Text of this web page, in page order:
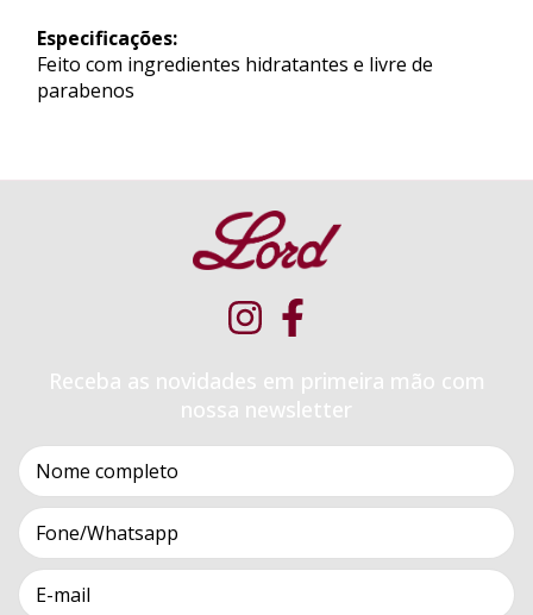
Especificações:
Feito com ingredientes hidratantes e livre de
parabenos
Receba as novidades em primeira mão com
nossa newsletter